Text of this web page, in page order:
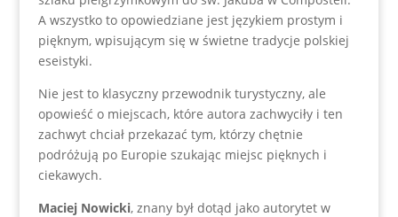
A wszystko to opowiedziane jest językiem prostym i
pięknym, wpisującym się w świetne tradycje polskiej
eseistyki.
Nie jest to klasyczny przewodnik turystyczny, ale
opowieść o miejscach, które autora zachwyciły i ten
zachwyt chciał przekazać tym, którzy chętnie
podróżują po Europie szukając miejsc pięknych i
ciekawych.
Maciej Nowicki, znany był dotąd jako autorytet w